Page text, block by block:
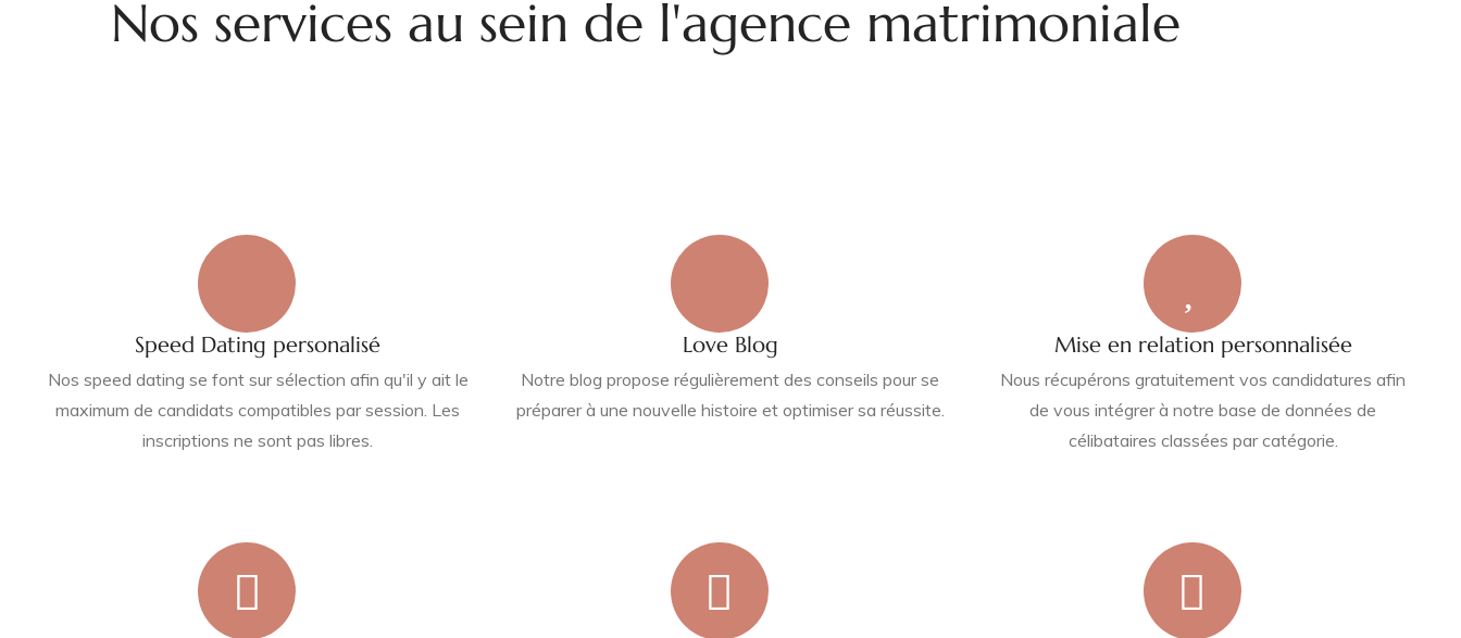
Nos services au sein de l'agence matrimoniale
Speed Dating personalisé
Nos speed dating se font sur sélection afin qu'il y ait le
maximum de candidats compatibles par session. Les
inscriptions ne sont pas libres.
Love Blog
Notre blog propose régulièrement des conseils pour se
préparer à une nouvelle histoire et optimiser sa réussite.
Mise en relation personnalisée
Nous récupérons gratuitement vos candidatures afin
de vous intégrer à notre base de données de
célibataires classées par catégorie.